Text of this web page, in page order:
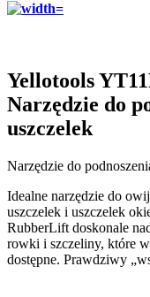
Yellotools
Narzędzie do
uszczelek
Narzędzie do
Idealne narzędzie do
uszczelek i uszczelek
RubberLift doskonale
rowki i szczeliny, które
dostępne. Prawdziwy